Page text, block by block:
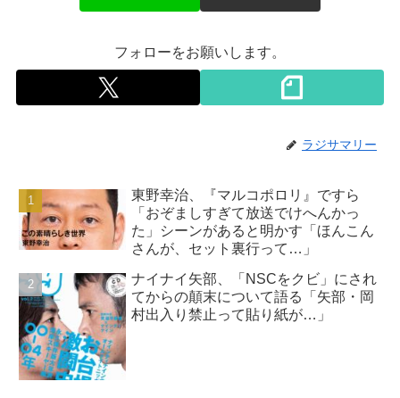
フォローをお願いします。
ラジサマリー
東野幸治、『マルコポロリ』ですら
「おぞましすぎて放送でけへんかっ
た」シーンがあると明かす「ほんこん
さんが、セット裏行って…」
ナイナイ矢部、「NSCをクビ」にされ
てからの顛末について語る「矢部・岡
村出入り禁止って貼り紙が…」